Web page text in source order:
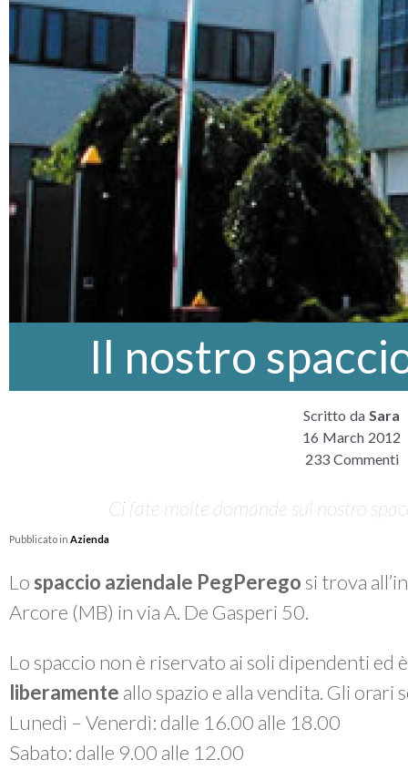
Il nostro
Scritto da Sara
16 March 2012
233 Commenti
Ci fate molte domande sul nostro
Pubblicato in Azienda
Lo spaccio aziendale PegPerego si trova
Arcore (MB) in via A. De Gasperi 50.
Lo spaccio non è riservato ai soli dipendenti ed
liberamente allo spazio e alla vendita. Gli orari
Lunedì – Venerdì: dalle 16.00 alle 18.00
Sabato: dalle 9.00 alle 12.00